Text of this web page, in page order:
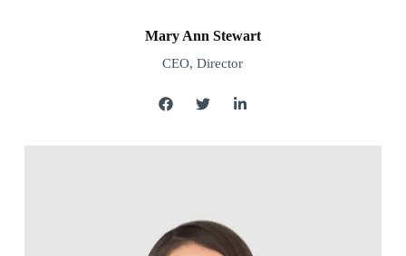
Mary Ann Stewart
CEO, Director